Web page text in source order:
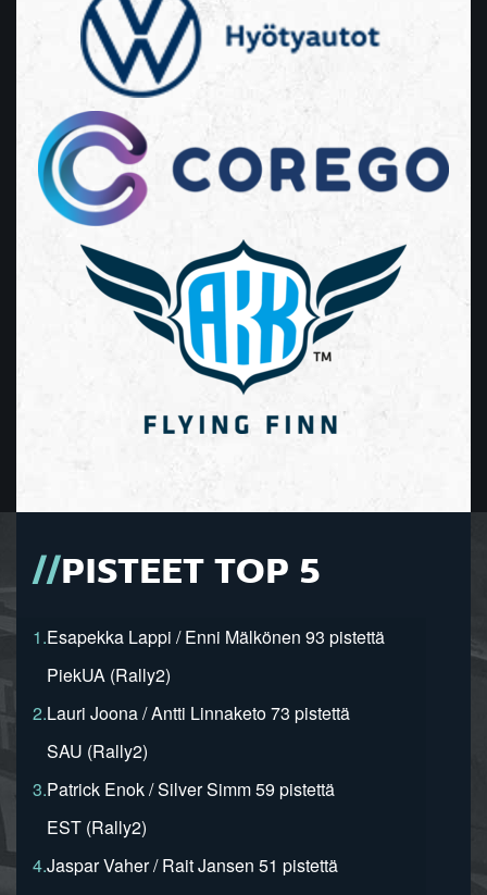
PISTEET TOP 5
1.Esapekka Lappi / Enni Mälkönen 93 pistettä
PiekUA (Rally2)
2.Lauri Joona / Antti Linnaketo 73 pistettä
SAU (Rally2)
3.Patrick Enok / Silver Simm 59 pistettä
EST (Rally2)
4.Jaspar Vaher / Rait Jansen 51 pistettä